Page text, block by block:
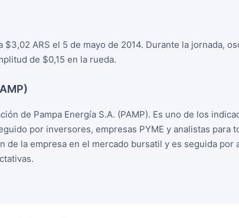
$3,02 ARS el 5 de mayo de 2014. Durante la jornada,
de $0,15 en la rueda.
de Pampa Energía S.A. (PAMP). Es uno de los
por inversores, empresas PYME y analistas para
de la empresa en el mercado bursatil y es seguida por